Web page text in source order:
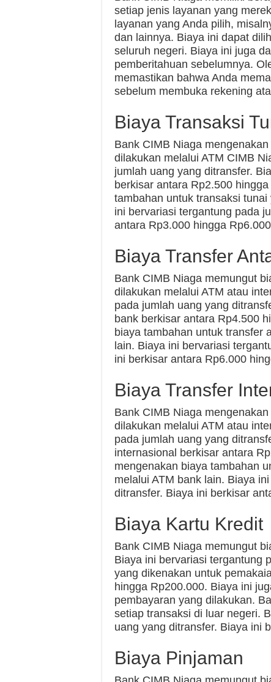
setiap jenis layanan yang
layanan yang Anda pilih,
dan lainnya. Biaya ini dapat
seluruh negeri. Biaya ini juga
pemberitahuan sebelumnya.
memastikan bahwa Anda
sebelum membuka rekening
Biaya Transaksi
Bank CIMB Niaga
dilakukan melalui ATM CIMB
jumlah uang yang ditransfer.
berkisar antara Rp2.500
tambahan untuk transaksi
ini bervariasi tergantung pada
antara Rp3.000 hingga
Biaya Transfer
Bank CIMB Niaga memungut
dilakukan melalui ATM atau
pada jumlah uang yang
bank berkisar antara Rp4.500
biaya tambahan untuk transfer
lain. Biaya ini bervariasi
ini berkisar antara Rp6.000
Biaya Transfer
Bank CIMB Niaga
dilakukan melalui ATM atau
pada jumlah uang yang
internasional berkisar antara
mengenakan biaya tambahan
melalui ATM bank lain. Biaya
ditransfer. Biaya ini berkisar
Biaya Kartu Kredit
Bank CIMB Niaga memungut
Biaya ini bervariasi tergantung
yang dikenakan untuk
hingga Rp200.000. Biaya ini
pembayaran yang dilakukan.
setiap transaksi di luar negeri.
uang yang ditransfer. Biaya ini
Biaya Pinjaman